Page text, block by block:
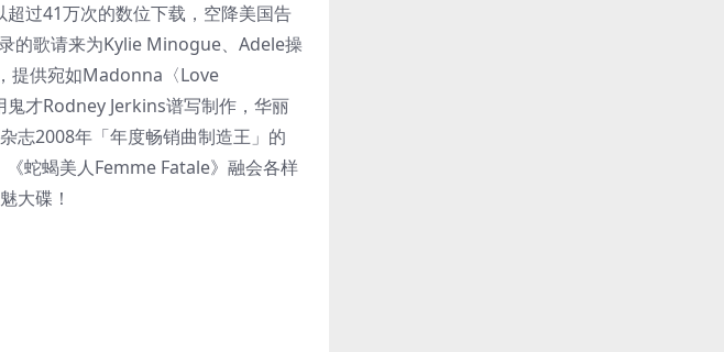
过41万次的数位下载，空降美国告
的歌请来为Kylie Minogue、Adele操
提供宛如Madonna〈Love
才Rodney Jerkins谱写制作，华丽
志2008年「年度畅销曲制造王」的
蛇蝎美人Femme Fatale》融会各样
大碟！